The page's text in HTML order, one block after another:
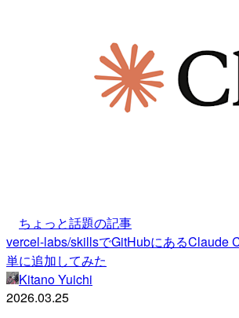
ちょっと話題の記事
vercel-labs/skillsでGitHubにあるClaude
単に追加してみた
Kitano Yuichi
2026.03.25